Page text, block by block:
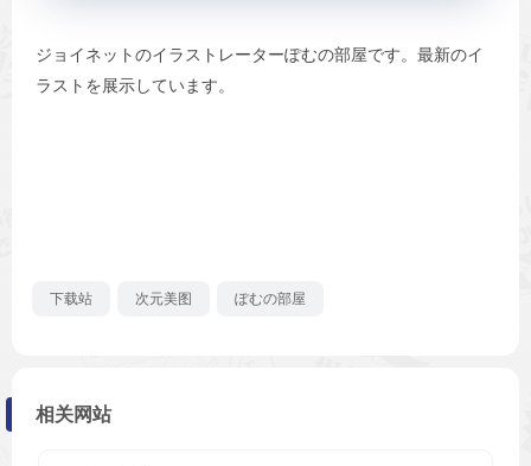
ジョイネットのイラストレーターぽむの部屋です。最新のイ
ラストを展示しています。
下载站 次元美图 ぽむの部屋
相关网站